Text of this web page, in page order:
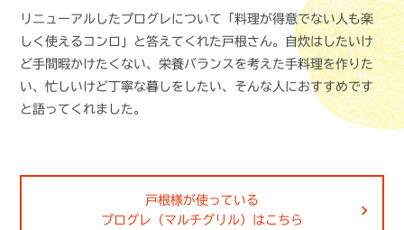
リニューアルしたプログレについて「料理が得意でない人も楽
しく使えるコンロ」と答えてくれた戸根さん。自炊はしたいけ
ど手間暇かけたくない、栄養バランスを考えた手料理を作りた
い、忙しいけど丁寧な暮しをしたい、そんな人におすすめです
と語ってくれました。
戸根様が使っている
プログレ（マルチグリル）はこちら